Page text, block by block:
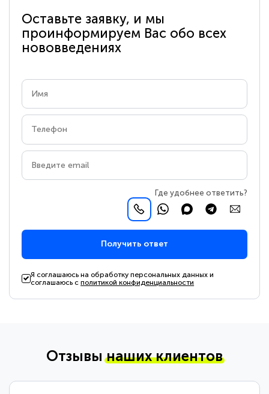
Оставьте заявку, и мы
проинформируем Вас обо всех
нововведениях
Где удобнее ответить?
Получить ответ
Я соглашаюсь на обработку персональных данных и
соглашаюсь сполитикой конфиденциальности
Отзывынаших клиентов